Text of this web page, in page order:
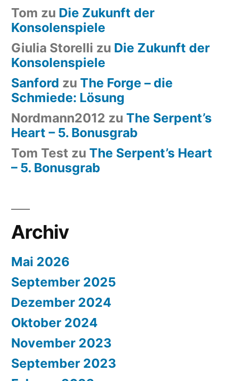
Tom zu Die Zukunft der
Konsolenspiele
Giulia Storelli zu Die Zukunft der
Konsolenspiele
Sanford zu The Forge – die
Schmiede: Lösung
Nordmann2012 zu The Serpent’s
Heart – 5. Bonusgrab
Tom Test zu The Serpent’s Heart
– 5. Bonusgrab
Archiv
Mai 2026
September 2025
Dezember 2024
Oktober 2024
November 2023
September 2023